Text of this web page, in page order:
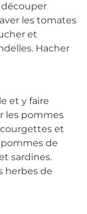
les tomates
et
Hacher
et y faire
les pommes
et
de
sardines.
herbes de